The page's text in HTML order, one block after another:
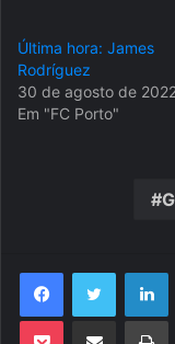
Última hora: James
Rodríguez
30 de agosto de
Em "FC Porto"
FacebookTwitter
Pocket Compartilhar via e-mail